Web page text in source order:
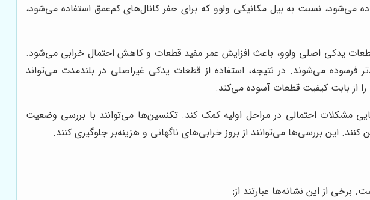
می‌شود، نسبت به بیل مکانیکی ولوو که برای حفر کانال‌های کم‌عمق استفاده می‌شود،
قطعات یدکی اصلی ولوو، باعث افزایش عمر مفید قطعات و کاهش احتمال خرابی می‌شود.
فرسوده می‌شوند. در نتیجه، استفاده از قطعات یدکی غیراصلی در بلندمدت می‌تواند
را از بابت کیفیت قطعات آسوده می‌کند.
مشکلات احتمالی در مراحل اولیه کمک کند. تکنسین‌ها می‌توانند با بررسی وضعیت
این بررسی‌ها می‌توانند از بروز خرابی‌های ناگهانی و هزینه‌بر جلوگیری کنند.
برخی از این نشانه‌ها عبارتند از: